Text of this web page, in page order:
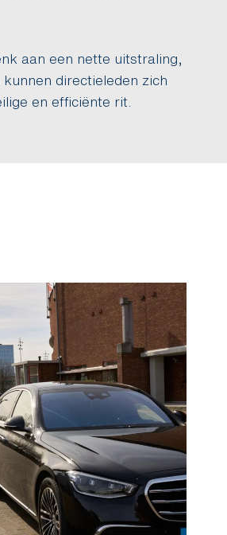
aan een nette uitstraling,
directieleden zich
en efficiënte rit.